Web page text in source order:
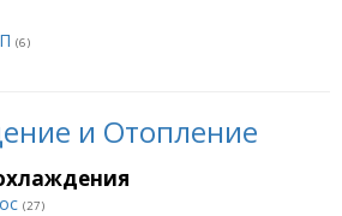
(6)
и Отопление
(27)